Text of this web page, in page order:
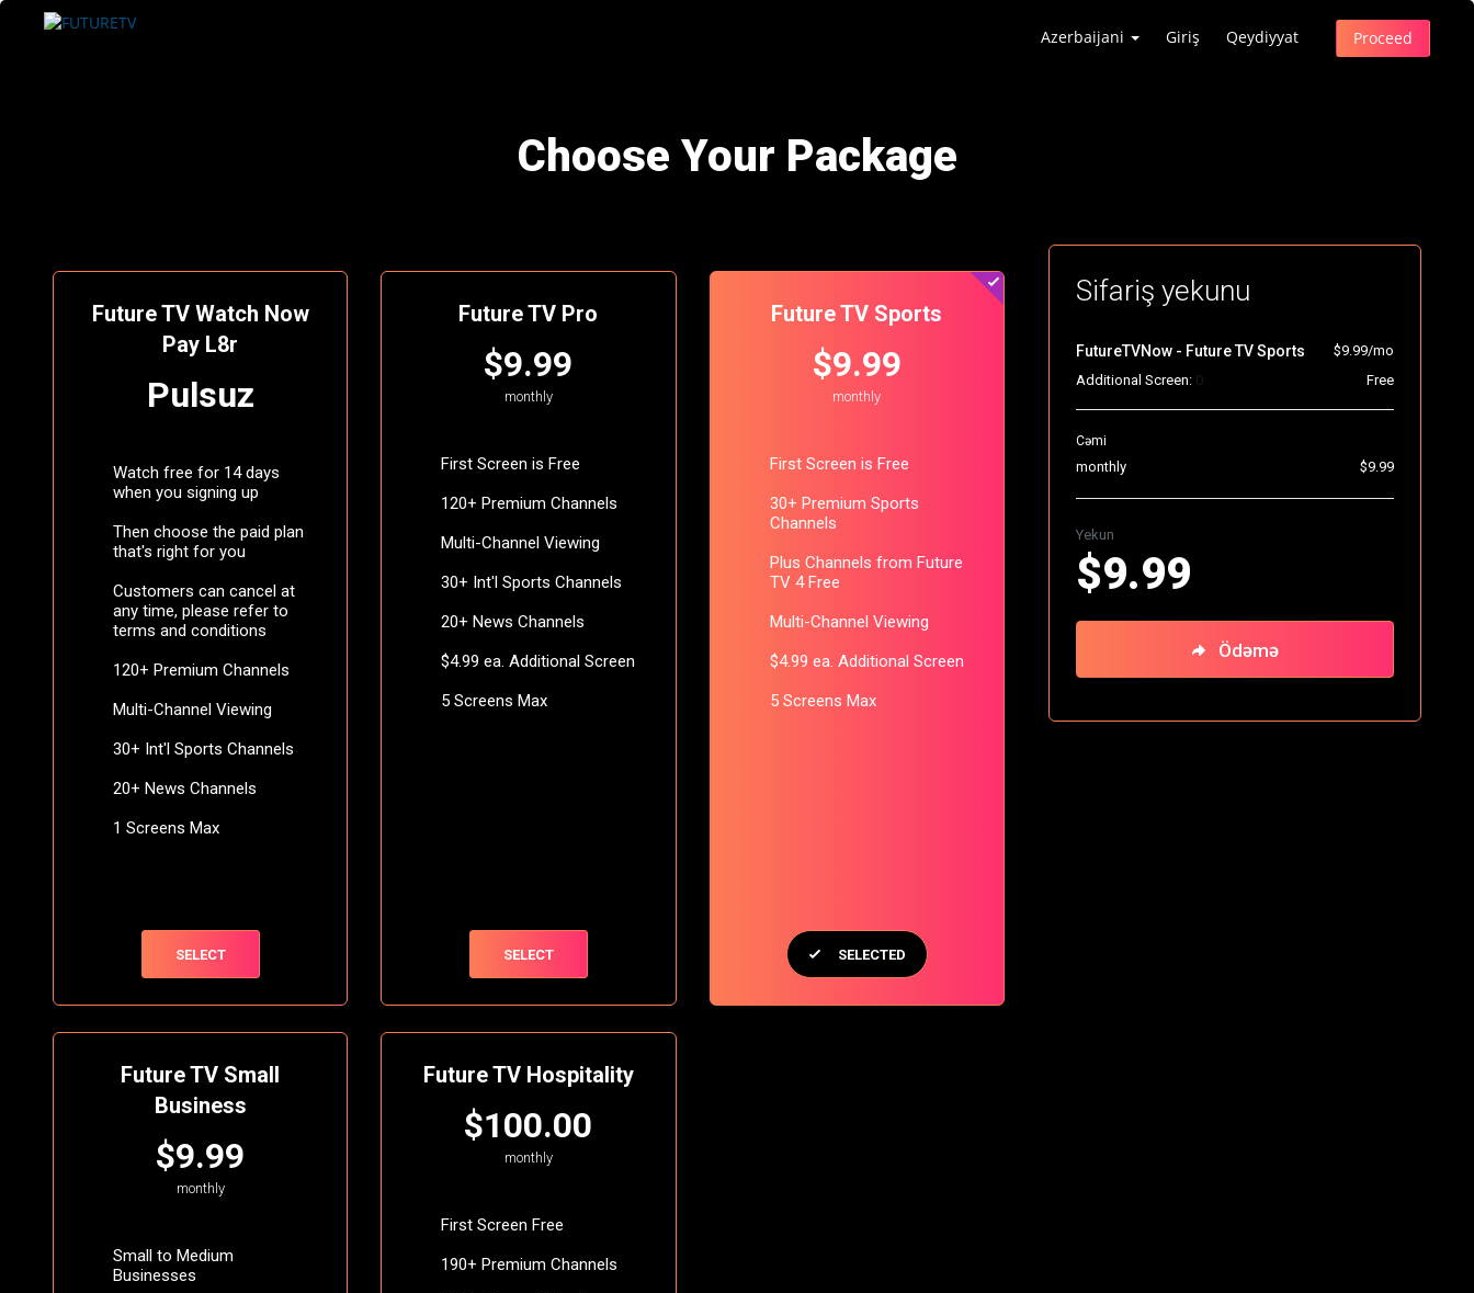
Azerbaijani Giriş Qeydiyyat Proceed
Choose Your Package
Future TV Watch Now
Pay L8r
Pulsuz
Watch free for 14 days
when you signing up
Then choose the paid plan
that's right for you
Customers can cancel at
any time, please refer to
terms and conditions
120+ Premium Channels
Multi-Channel Viewing
30+ Int'l Sports Channels
20+ News Channels
1 Screens Max
SELECT
Future TV Pro
$9.99
monthly
First Screen is Free
120+ Premium Channels
Multi-Channel Viewing
30+ Int'l Sports Channels
20+ News Channels
$4.99 ea. Additional Screen
5 Screens Max
SELECT
Future TV Sports
$9.99
monthly
First Screen is Free
30+ Premium Sports
Channels
Plus Channels from Future
TV 4 Free
Multi-Channel Viewing
$4.99 ea. Additional Screen
5 Screens Max
SELECTED
Future TV Small
Business
$9.99
monthly
Small to Medium
Businesses
Future TV Hospitality
$100.00
monthly
First Screen Free
190+ Premium Channels
Sifariş yekunu
FutureTVNow - Future TV Sports
$9.99/mo
Additional Screen: 0 Free
Cəmi
monthly $9.99
Yekun
$9.99
Ödəmə